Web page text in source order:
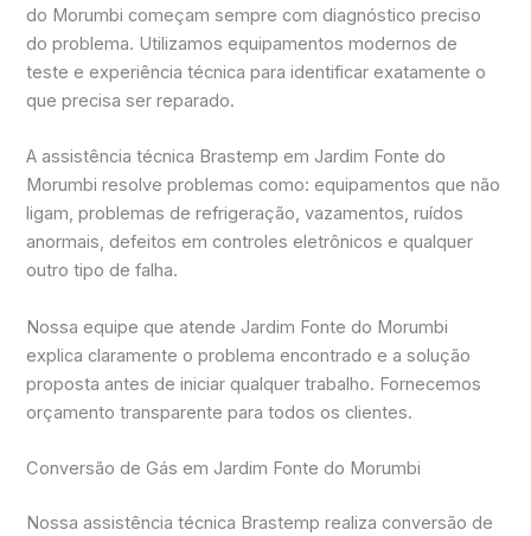
do Morumbi começam sempre com diagnóstico preciso
do problema. Utilizamos equipamentos modernos de
teste e experiência técnica para identificar exatamente o
que precisa ser reparado.
A assistência técnica Brastemp em Jardim Fonte do
Morumbi resolve problemas como: equipamentos que não
ligam, problemas de refrigeração, vazamentos, ruídos
anormais, defeitos em controles eletrônicos e qualquer
outro tipo de falha.
Nossa equipe que atende Jardim Fonte do Morumbi
explica claramente o problema encontrado e a solução
proposta antes de iniciar qualquer trabalho. Fornecemos
orçamento transparente para todos os clientes.
Conversão de Gás em Jardim Fonte do Morumbi
Nossa assistência técnica Brastemp realiza conversão de